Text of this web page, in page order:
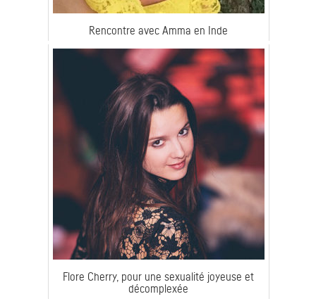
Rencontre avec Amma en Inde
Flore Cherry, pour une sexualité joyeuse et
décomplexée